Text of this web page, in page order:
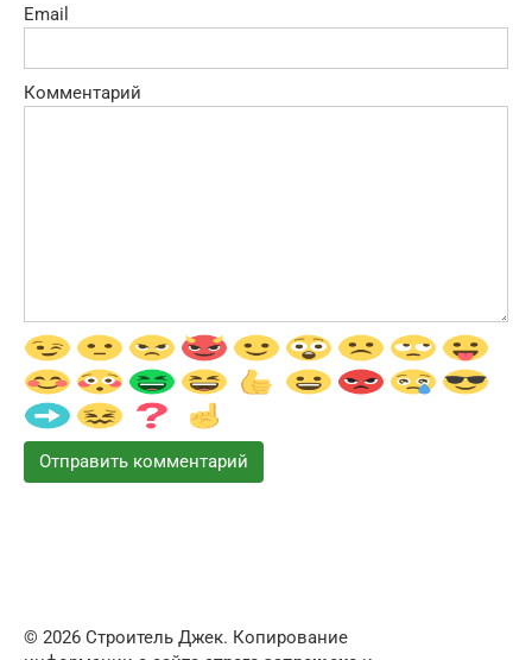
Email
Комментарий
© 2026 Строитель Джек. Копирование